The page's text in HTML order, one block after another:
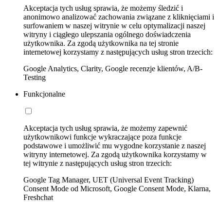
Akceptacja tych usług sprawia, że możemy śledzić i
anonimowo analizować zachowania związane z kliknięciami i
surfowaniem w naszej witrynie w celu optymalizacji naszej
witryny i ciągłego ulepszania ogólnego doświadczenia
użytkownika. Za zgodą użytkownika na tej stronie
internetowej korzystamy z następujących usług stron trzecich:
Google Analytics, Clarity, Google recenzje klientów, A/B-
Testing
Funkcjonalne
Akceptacja tych usług sprawia, że możemy zapewnić
użytkownikowi funkcje wykraczające poza funkcje
podstawowe i umożliwić mu wygodne korzystanie z naszej
witryny internetowej. Za zgodą użytkownika korzystamy w
tej witrynie z następujących usług stron trzecich:
Google Tag Manager, UET (Universal Event Tracking)
Consent Mode od Microsoft, Google Consent Mode, Klarna,
Freshchat